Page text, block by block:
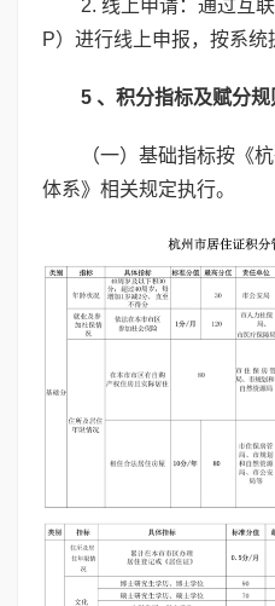
2. 线上申请：通过互
P）进行线上申报，按系统
5 、积分指标及赋分规
（一）基础指标按《
体系》相关规定执行。